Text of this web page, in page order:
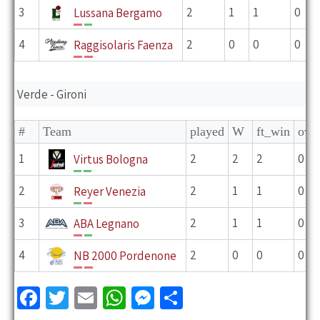
3 Lussana Bergamo
P V
2 1 1 0
4 Raggisolaris Faenza
P P
2 0 0 0
Verde - Gironi
# Team played W ft_win
1 Virtus Bologna
V V
2 2 2 0
2 Reyer Venezia
V P
2 1 1 0
3 ABA Legnano
P V
2 1 1 0
4 NB 2000 Pordenone
P P
2 0 0 0
Fa T E W M